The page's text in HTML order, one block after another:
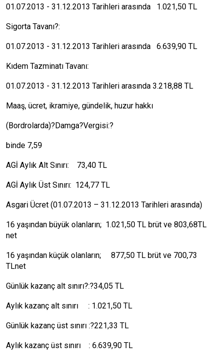
01.07.2013 - 31.12.2013 Tarihleri arasında 1.021,50 TL
Sigorta Tavanı?:
01.07.2013 - 31.12.2013 Tarihleri arasında 6.639,90 TL
Kıdem Tazminatı Tavanı:
01.07.2013 - 31.12.2013 Tarihleri arasında 3.218,88 TL
Maaş, ücret, ikramiye, gündelik, huzur hakkı
(Bordrolarda)?Damga?Vergisi:?
binde 7,59
AGİ Aylık Alt Sınırı: 73,40 TL
AGİ Aylık Üst Sınırı: 124,77 TL
Asgari Ücret (01.07.2013 – 31.12.2013 Tarihleri arasında)
16 yaşından büyük olanların; 1.021,50 TL brüt ve 803,68TL
net
16 yaşından küçük olanların; 877,50 TL brüt ve 700,73
TLnet
Günlük kazanç alt sınırı?:?34,05 TL
Aylık kazanç alt sınırı : 1.021,50 TL
Günlük kazanç üst sınırı :?221,33 TL
Aylık kazanç üst sınırı : 6.639,90 TL